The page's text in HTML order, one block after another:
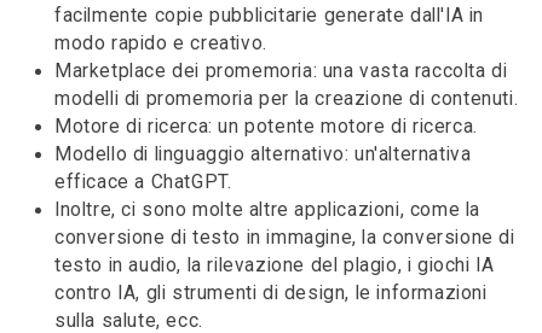
facilmente copie pubblicitarie generate dall'IA in
modo rapido e creativo.
Marketplace dei promemoria: una vasta raccolta di
modelli di promemoria per la creazione di contenuti.
Motore di ricerca: un potente motore di ricerca.
Modello di linguaggio alternativo: un'alternativa
efficace a ChatGPT.
Inoltre, ci sono molte altre applicazioni, come la
conversione di testo in immagine, la conversione di
testo in audio, la rilevazione del plagio, i giochi IA
contro IA, gli strumenti di design, le informazioni
sulla salute, ecc.